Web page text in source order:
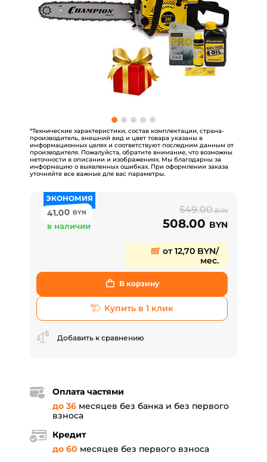
*Технические характеристики, состав комплектации, страна-
производитель, внешний вид и цвет товара указаны в
информационных целях и соответствуют последним данным от
производителя. Пожалуйста, обратите внимание, что возможны
неточности в описании и изображениях. Мы благодарны за
информацию о выявленных ошибках. При оформлении заказа
уточняйте все важные для вас параметры.
ЭКОНОМИЯ
41.00BYN
в наличии
549.00BYN
508.00 BYN
от 12,70 BYN/
мес.
В корзину
Купить в 1 клик
Добавить к сравнению
Оплата частями
до 36 месяцев без банка и без первого
взноса
Кредит
до 60 месяцев без первого взноса